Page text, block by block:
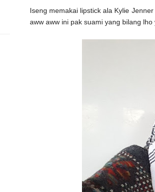
Iseng memakai lipstick ala Kylie
aww aww ini pak suami yang bilang